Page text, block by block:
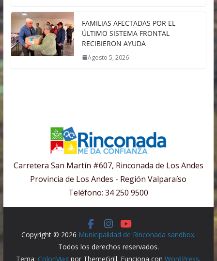
FAMILIAS AFECTADAS POR EL
ÚLTIMO SISTEMA FRONTAL
RECIBIERON AYUDA
Agosto 5, 2026
Carretera San Martín #607, Rinconada de Los Andes
Provincia de Los Andes - Región Valparaíso
Teléfono: 34 250 9500
Copyright © 2026 Municipalidad de Rinconada sandbox.
Todos los derechos reservados.
Tema: ColorMag por ThemeGrill. Funciona conWordPress.